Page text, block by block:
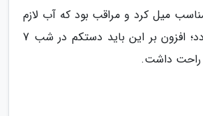
میل کرد و مراقب بود که آب لازم
برای بدن تامین گردد؛ افزون بر این باید دستکم در شب 7